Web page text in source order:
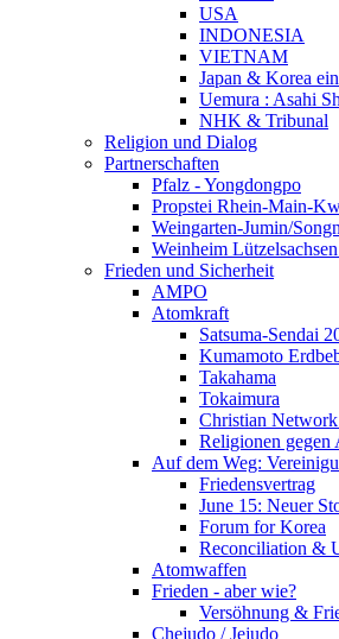
USA
INDONESIA
VIETNAM
Japan & Korea
Uemura : Asahi
NHK & Tribunal
Religion und Dialog
Partnerschaften
Pfalz - Yongdongpo
Propstei Rhein-Main-
Weingarten-Jumin/
Weinheim
Frieden und Sicherheit
AMPO
Atomkraft
Satsuma-Sendai
Kumamoto
Takahama
Tokaimura
Christian
Religionen gegen
Auf dem Weg:
Friedensvertrag
June 15: Neuer
Forum for Korea
Reconciliation &
Atomwaffen
Frieden - aber wie?
Versöhnung &
Chejudo / Jejudo